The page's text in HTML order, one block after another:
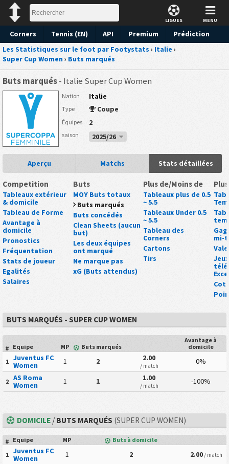
LIGUES MENU
Corners Tennis (EN) API Premium
Prédiction
Les Statistiques sur le foot par Footystats › Italie ›
Super Cup Women› Buts marqués
Buts marqués- Italie Super Cup Women
Nation Italie
Type Coupe
Équipes 2
saison 2025/26
Aperçu Matchs Stats détaillées
Competition
Tableaux extérieur
& domicile
Tableau de Forme
Avantage à
domicile
Pronostics
Fréquentation
Stats de joueur
Egalités
Salaires
Buts
MOY Buts totaux
Buts marqués
Buts concédés
Clean Sheets (aucun
but)
Les deux équipes
ont marqué
Ne marque pas
xG (Buts attendus)
Plus de/Moins de
Tableaux plus de 0.5
~ 5.5
Tableaux Under 0.5
~ 5.5
Tableau des
Corners
Cartons
Tirs
Plus
mi-
BUTS MARQUÉS - SUPER CUP WOMEN
# Equipe MP Buts marqués
Avantage à
domicile
1 Juventus FC
Women
1 2 2.00
/ match 0%
2 AS Roma
Women
1 1 1.00
/ match -100%
DOMICILE /BUTS MARQUÉS (SUPER CUP WOMEN)
# Equipe MP
Buts à domicile
1 Juventus FC
Women
1 2 2.00/ match